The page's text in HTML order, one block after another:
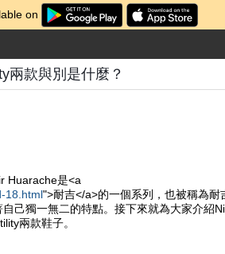
on
兩款與別是什麼？
Huarache是<a
18.html">耐吉</a>的一個系列，也被稱為耐
己獨一無二的特點。接下來就為大家介紹
兩款鞋子。